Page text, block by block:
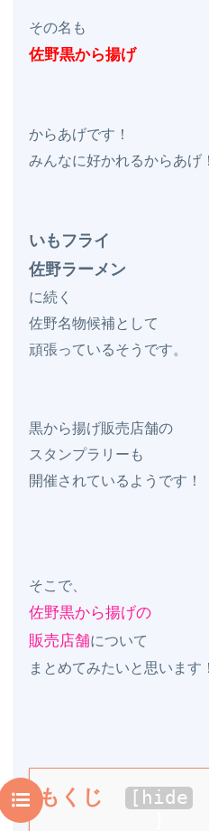
佐野黒から揚げ
からあげです！
みんなに好かれるからあげ！
いもフライ
佐野ラーメン
に続く
佐野名物候補として
頑張っているそうです。
黒から揚げ販売店舗の
スタンプラリーも
開催されているようです！
佐野黒から揚げの
販売店舗について
もくじ [ hide